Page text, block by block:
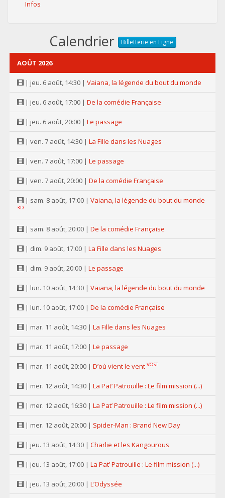
Infos
Calendrier Billetterie en Ligne
AOÛT 2026
| jeu. 6 août, 14:30 | Vaiana, la légende du bout du monde
| jeu. 6 août, 17:00 | De la comédie Française
| jeu. 6 août, 20:00 | Le passage
| ven. 7 août, 14:30 | La Fille dans les Nuages
| ven. 7 août, 17:00 | Le passage
| ven. 7 août, 20:00 | De la comédie Française
| sam. 8 août, 17:00 | Vaiana, la légende du bout du monde
3D
| sam. 8 août, 20:00 | De la comédie Française
| dim. 9 août, 17:00 | La Fille dans les Nuages
| dim. 9 août, 20:00 | Le passage
| lun. 10 août, 14:30 | Vaiana, la légende du bout du monde
| lun. 10 août, 17:00 | De la comédie Française
| mar. 11 août, 14:30 | La Fille dans les Nuages
| mar. 11 août, 17:00 | Le passage
| mar. 11 août, 20:00 | D’où vient le vent VOST
| mer. 12 août, 14:30 | La Pat’ Patrouille : Le film mission (...)
| mer. 12 août, 16:30 | La Pat’ Patrouille : Le film mission (...)
| mer. 12 août, 20:00 | Spider-Man : Brand New Day
| jeu. 13 août, 14:30 | Charlie et les Kangourous
| jeu. 13 août, 17:00 | La Pat’ Patrouille : Le film mission (...)
| jeu. 13 août, 20:00 | L’Odyssée